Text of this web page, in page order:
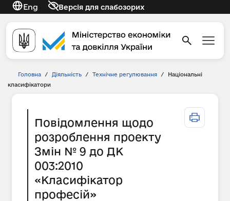
Eng Версія для слабозорих
Головна / Діяльність / Технічне регулювання /
Національні
класифікатори
Повідомлення щодо
розроблення проекту
Змін № 9 до ДК
003:2010
«Класифікатор
професій»